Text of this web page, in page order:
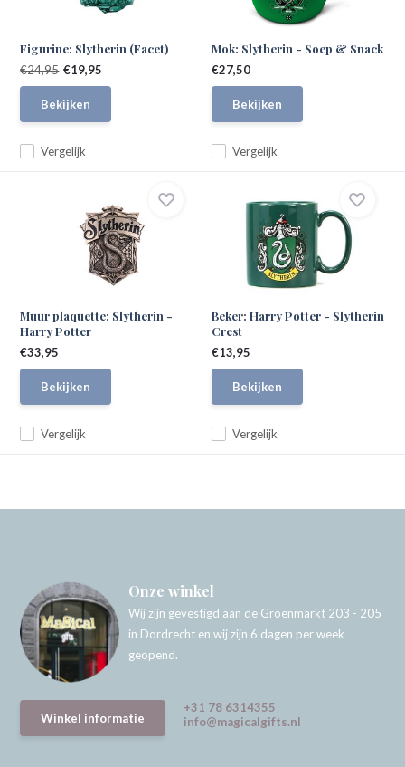
Figurine: Slytherin (Facet)
Vergelijk
€24,95 €19,95
Bekijken
Mok: Slytherin - Soep & Snack
Vergelijk
€27,50
Bekijken
Muur plaquette: Slytherin -
Harry Potter
Vergelijk
€33,95
Bekijken
Beker: Harry Potter - Slytherin
Crest
Vergelijk
€13,95
Bekijken
Onze winkel
Wij zijn gevestigd aan de Groenmarkt 203 - 205
in Dordrecht en wij zijn 6 dagen per week
geopend.
Winkel informatie
+31 78 6314355
info@magicalgifts.nl